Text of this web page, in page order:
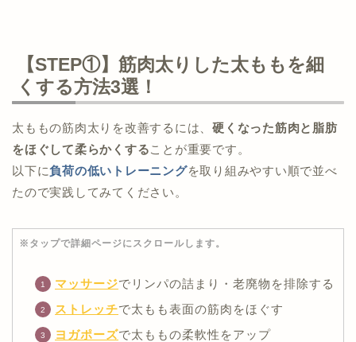
【STEP①】筋肉太りした太ももを細
くする方法3選！
太ももの筋肉太りを改善するには、硬くなった筋肉と脂肪
をほぐして柔らかくすることが重要です。
以下に負荷の低いトレーニングを取り組みやすい順で並べ
たので実践してみてください。
※タップで詳細ページにスクロールします。
マッサージでリンパの詰まり・老廃物を排除する
ストレッチで太もも表面の筋肉をほぐす
ヨガポーズで太ももの柔軟性をアップ